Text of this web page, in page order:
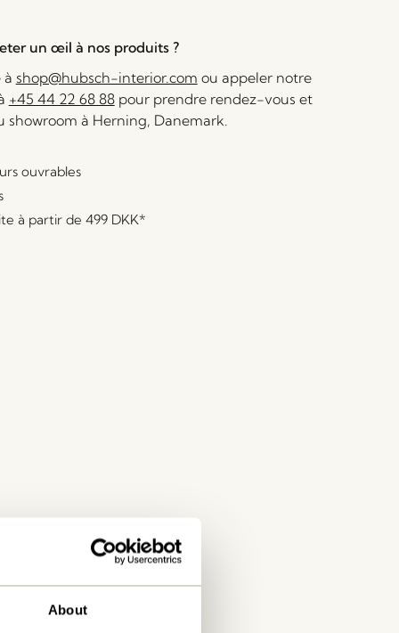
About
un œil à nos produits ?
à shop@hubsch-interior.com ou appeler notre
+45 44 22 68 88pour prendre rendez-vous et
showroom à Herning, Danemark.
ouvrables
à partir de 499 DKK*